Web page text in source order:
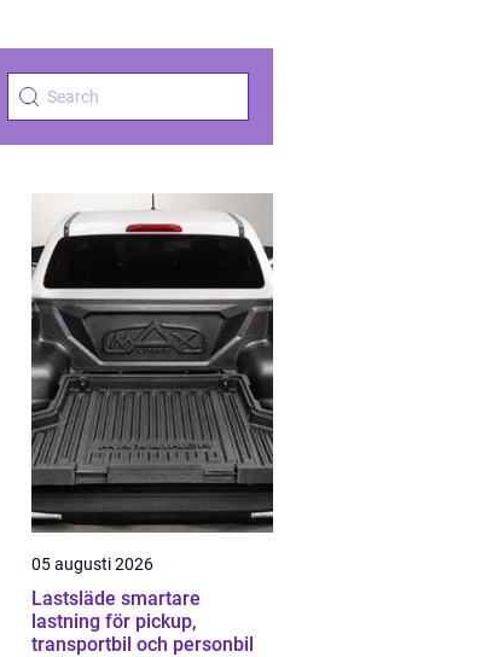
05 augusti 2026
Lastsläde smartare
lastning för pickup,
transportbil och personbil